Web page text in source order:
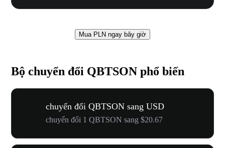
Mua PLN ngay bây giờ
Bộ chuyển đổi QBTSON phổ biến
chuyển đổi QBTSON sang USD
chuyển đổi 1 QBTSON sang $20.67